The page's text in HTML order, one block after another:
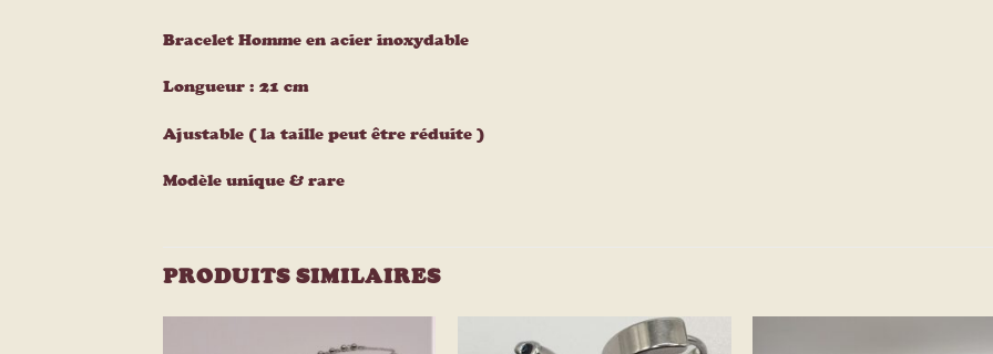
Bracelet Homme en acier inoxydable
Longueur : 21 cm
Ajustable ( la taille peut être réduite )
Modèle unique & rare
PRODUITS SIMILAIRES